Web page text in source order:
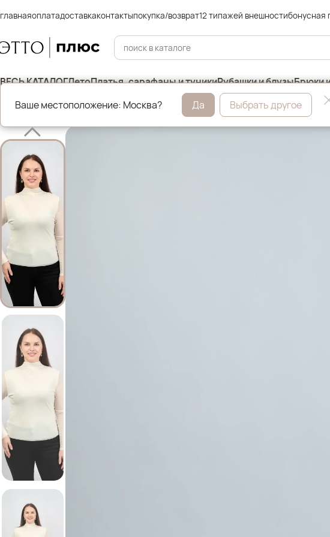
главнаяоплатадоставкаконтактыпокупка/возврат12 типажей внешностибонусная
ВЕСЬ КАТАЛОГЛетоПлатья, сарафаны и туникиРубашки и блузыБрюки
Главная Весна
Ваше местоположение: Москва? Да Выбрать другое